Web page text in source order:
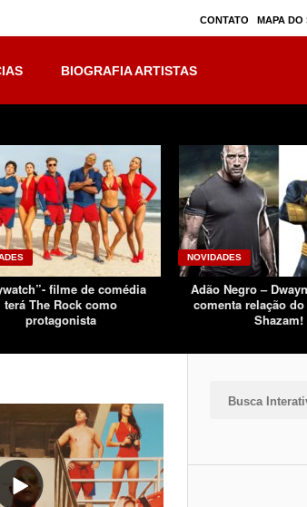
Inumanos – série seguirá separada, mas no ...
CONTATO MAPA DO
BIOGRAFIA ARTISTAS
filme de comédia
terá The Rock como
protagonista
NOVIDADES
Adão Negro –
comenta relação
Shazam!